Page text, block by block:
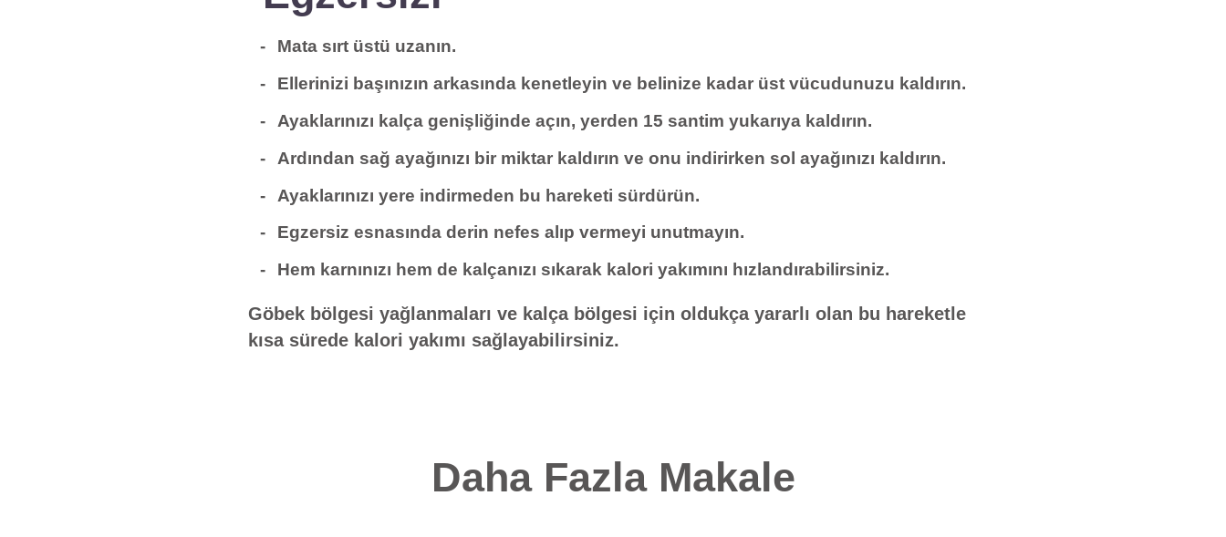
Mata sırt üstü uzanın.
Ellerinizi başınızın arkasında kenetleyin ve belinize kadar üst vücudunuzu kaldırın.
Ayaklarınızı kalça genişliğinde açın, yerden 15 santim yukarıya kaldırın.
Ardından sağ ayağınızı bir miktar kaldırın ve onu indirirken sol ayağınızı kaldırın.
Ayaklarınızı yere indirmeden bu hareketi sürdürün.
Egzersiz esnasında derin nefes alıp vermeyi unutmayın.
Hem karnınızı hem de kalçanızı sıkarak kalori yakımını hızlandırabilirsiniz.
Göbek bölgesi yağlanmaları ve kalça bölgesi için oldukça yararlı olan bu hareketle
kısa sürede kalori yakımı sağlayabilirsiniz.
Daha Fazla Makale